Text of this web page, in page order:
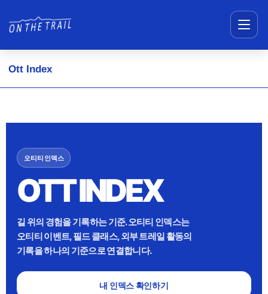
Ott Index
오티티 인덱스
OTT INDEX
길 위의 경험을 기록하는 기준. 오티티 인덱스는
오티티 이벤트, 필드 클래스, 외부 트레일 활동의
기록을 하나의 기준으로 연결합니다.
내 인덱스 확인하기